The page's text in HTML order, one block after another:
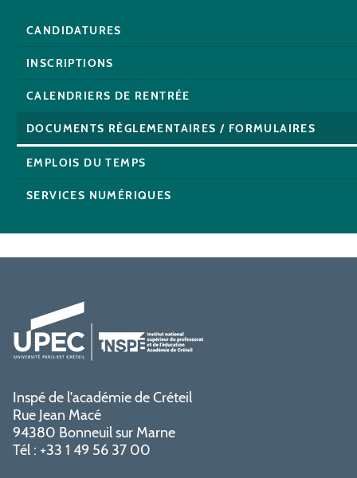
CANDIDATURES
INSCRIPTIONS
CALENDRIERS DE RENTRÉE
DOCUMENTS RÈGLEMENTAIRES / FORMULAIRES
EMPLOIS DU TEMPS
SERVICES NUMÉRIQUES
Inspé de l'académie de Créteil
Rue Jean Macé
94380 Bonneuil sur Marne
Tél : +33 1 49 56 37 00